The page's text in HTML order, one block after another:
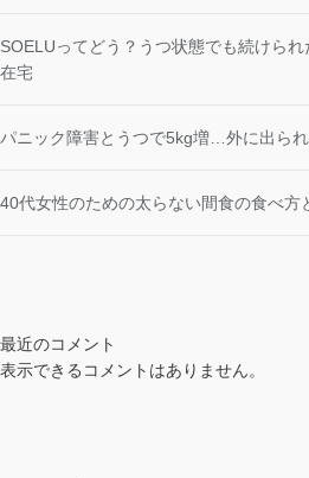
SOELUってどう？うつ状態でも続けら
在宅
パニック障害とうつで5kg増…外に出ら
40代女性のための太らない間食の食べ方
最近のコメント
表示できるコメントはありません。